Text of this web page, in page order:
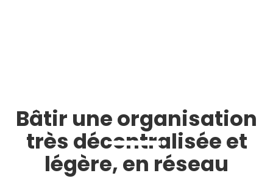
Bâtir une organisation
très décentralisée et
légère, en réseau